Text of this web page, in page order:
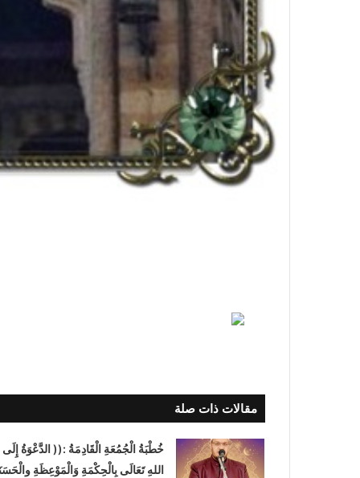
مقالات ذات صلة
خُطْبَةُ الْجُمُعَةِ الْقَادِمَةُ :(( الدَّعْوَةُ إِلَى
اللهِ تَعَالَى بِالْحِكْمَةِ وَالْمَوْعِظَةِ